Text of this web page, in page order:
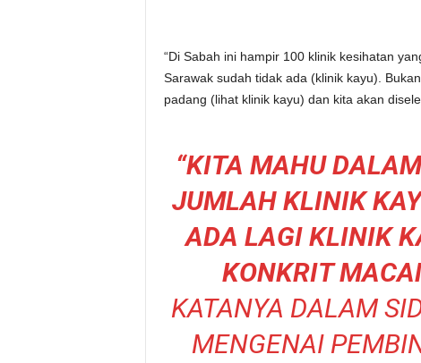
“Di Sabah ini hampir 100 klinik kesihatan
Sarawak sudah tidak ada (klinik kayu).
padang (lihat klinik kayu) dan kita akan
“KITA MAHU
JUMLAH KLINIK
ADA LAGI KLINIK
KONKRIT
KATANYA DALAM
MENGENAI